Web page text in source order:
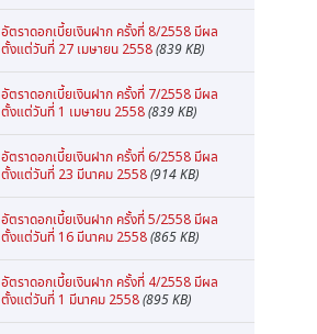
อัตราดอกเบี้ยเงินฝาก ครั้งที่ 8/2558 มีผล
ตั้งแต่วันที่ 27 เมษายน 2558(839 KB)
อัตราดอกเบี้ยเงินฝาก ครั้งที่ 7/2558 มีผล
ตั้งแต่วันที่ 1 เมษายน 2558(839 KB)
อัตราดอกเบี้ยเงินฝาก ครั้งที่ 6/2558 มีผล
ตั้งแต่วันที่ 23 มีนาคม 2558(914 KB)
อัตราดอกเบี้ยเงินฝาก ครั้งที่ 5/2558 มีผล
ตั้งแต่วันที่ 16 มีนาคม 2558(865 KB)
อัตราดอกเบี้ยเงินฝาก ครั้งที่ 4/2558 มีผล
ตั้งแต่วันที่ 1 มีนาคม 2558(895 KB)